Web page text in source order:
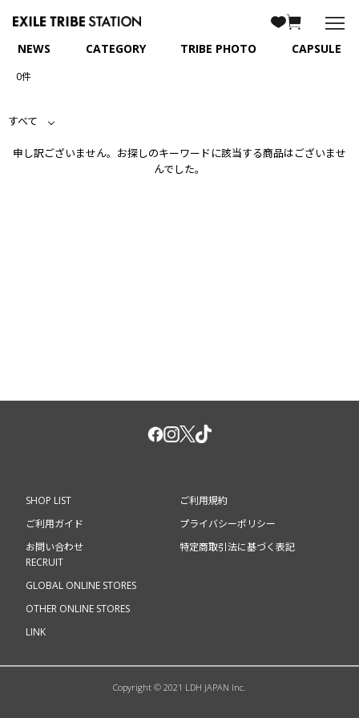
NEWS CATEGORY TRIBE PHOTO CAPSULE
0件
すべて
申し訳ございません。お探しのキーワードに該当する商品はございませ
んでした。
SHOP LIST
ご利用ガイド
お問い合わせ
ご利用規約
プライバシーポリシー
特定商取引法に基づく表記
RECRUIT
GLOBAL ONLINE STORES
OTHER ONLINE STORES
LINK
Copyright © 2021 LDH JAPAN Inc.